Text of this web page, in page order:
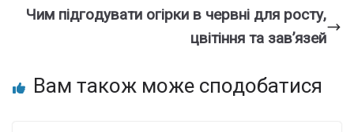
Чим підгoдувати огіpки в чеpвні для роcту,
цвiтіння та зав’язей
Вам також може сподобатися